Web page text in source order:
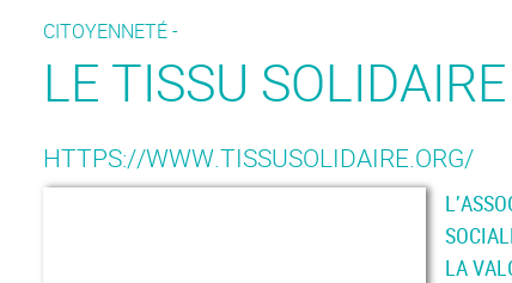
CITOYENNETÉ -
LE TISSU SOLIDAIRE
HTTPS://WWW.TISSUSOLIDAIRE.ORG/
LA